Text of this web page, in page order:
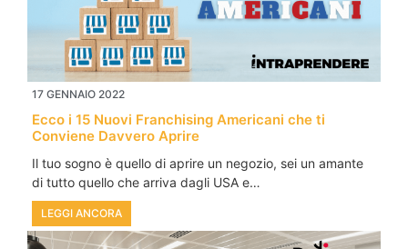
17 GENNAIO 2022
Ecco i 15 Nuovi Franchising Americani che ti
Conviene Davvero Aprire
Il tuo sogno è quello di aprire un negozio, sei un amante
di tutto quello che arriva dagli USA e…
LEGGI ANCORA